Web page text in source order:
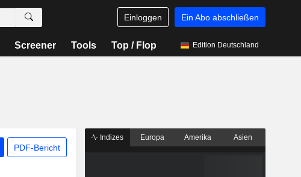
Einloggen Ein Abo abschließen
Screener Tools Top / Flop Edition Deutschland
PDF-Bericht
Indizes Europa Amerika Asien